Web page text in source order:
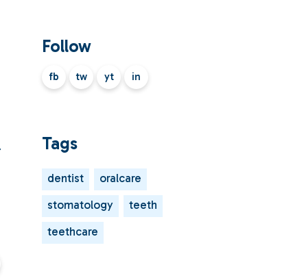
Follow
fb tw yt in
Tags
dentist
oralcare
stomatology
teeth
teethcare